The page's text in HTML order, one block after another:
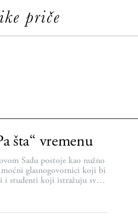
šta“ vremenu
Sadu postoje kao nužno
glasnogovornici koji bi
i studenti koji istražuju svet